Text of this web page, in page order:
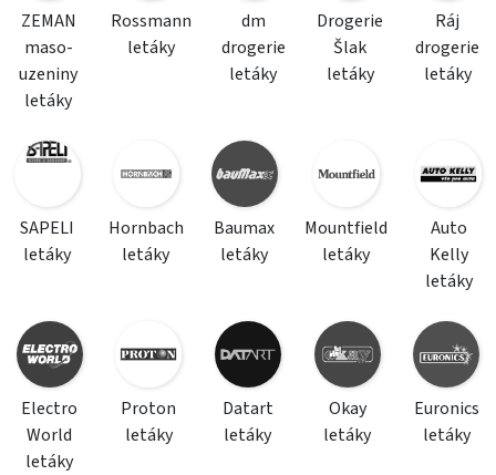
ZEMAN
maso-
uzeniny
letáky
Rossmann
letáky
dm
drogerie
letáky
Drogerie
Šlak
letáky
Ráj
drogerie
letáky
SAPELI
letáky
Hornbach
letáky
Baumax
letáky
Mountfield
letáky
Auto
Kelly
letáky
Electro
World
letáky
Proton
letáky
Datart
letáky
Okay
letáky
Euronics
letáky